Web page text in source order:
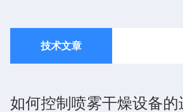
技术文章
如何控制喷雾干燥设备的